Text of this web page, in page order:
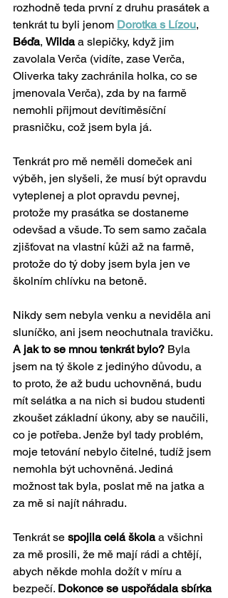
rozhodně teda první z druhu prasátek a
tenkrát tu byli jenom Dorotka s Lízou,
Béďa, Wilda a slepičky, když jim
zavolala Verča (vidíte, zase Verča,
Oliverka taky zachránila holka, co se
jmenovala Verča), zda by na farmě
nemohli přijmout devítiměsíční
prasničku, což jsem byla já.
Tenkrát pro mě neměli domeček ani
výběh, jen slyšeli, že musí být opravdu
vyteplenej a plot opravdu pevnej,
protože my prasátka se dostaneme
odevšad a všude. To sem samo začala
zjišťovat na vlastní kůži až na farmě,
protože do tý doby jsem byla jen ve
školním chlívku na betoně.
Nikdy sem nebyla venku a neviděla ani
sluníčko, ani jsem neochutnala travičku.
A jak to se mnou tenkrát bylo? Byla
jsem na tý škole z jedinýho důvodu, a
to proto, že až budu uchovněná, budu
mít selátka a na nich si budou studenti
zkoušet základní úkony, aby se naučili,
co je potřeba. Jenže byl tady problém,
moje tetování nebylo čitelné, tudíž jsem
nemohla být uchovněná. Jediná
možnost tak byla, poslat mě na jatka a
za mě si najít náhradu.
Tenkrát se spojila celá škola a všichni
za mě prosili, že mě mají rádi a chtějí,
abych někde mohla dožít v míru a
bezpečí. Dokonce se uspořádala sbírka